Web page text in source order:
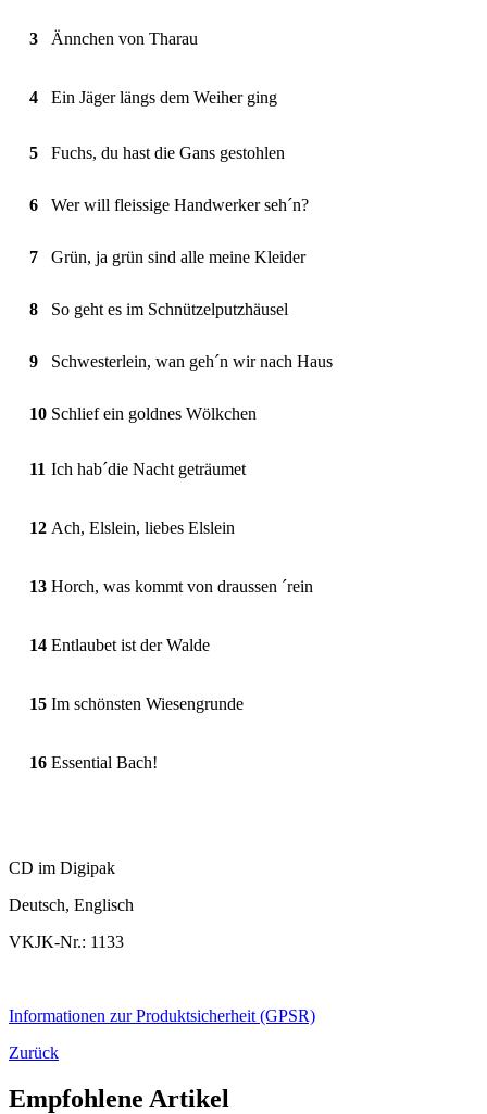
3 Ännchen von Tharau
4 Ein Jäger längs dem Weiher ging
5 Fuchs, du hast die Gans gestohlen
6 Wer will fleissige Handwerker seh´n?
7 Grün, ja grün sind alle meine Kleider
8 So geht es im Schnützelputzhäusel
9 Schwesterlein, wan geh´n wir nach Haus
10 Schlief ein goldnes Wölkchen
11 Ich hab´die Nacht geträumet
12 Ach, Elslein, liebes Elslein
13 Horch, was kommt von draussen ´rein
14 Entlaubet ist der Walde
15 Im schönsten Wiesengrunde
16 Essential Bach!
CD im Digipak
Deutsch, Englisch
VKJK-Nr.: 1133
Informationen zur Produktsicherheit (GPSR)
Zurück
Empfohlene Artikel